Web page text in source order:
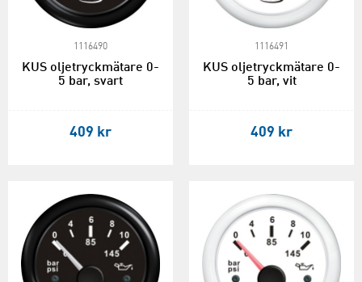
1116490
KUS oljetryckmätare 0-
5 bar, svart
409 kr
1116491
KUS oljetryckmätare 0-
5 bar, vit
409 kr